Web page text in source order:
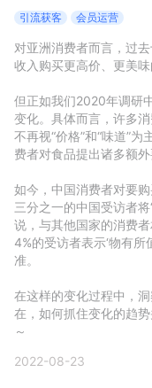
有赞成功案例
面对面聊增长
有赞春季发布会
新零售大会
AllValue
智库
引流获客 会员运营
对亚洲消费者而言，过
收入购买更高价、更美味
但正如我们2020年调研
变化。具体而言，许多
不再视“价格”和“味道”
费者对食品提出诸多额外
如今，中国消费者对要
三分之一的中国受访者
说，与其他国家的消费
4%的受访者表示‘物有所
准。
在这样的变化过程中，
在，如何抓住变化的趋
～
2022-08-23